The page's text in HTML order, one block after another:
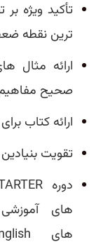
تأکید ویژه
ترین نقطه
ارائه مثال
صحیح مفاهیم
ارائه کتاب
تقویت
دوره
های
های